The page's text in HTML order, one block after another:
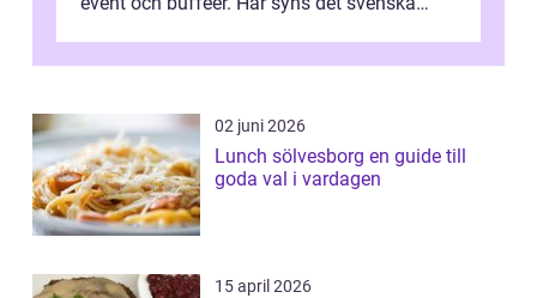
02 juni 2026
Lunch sölvesborg en guide till
goda val i vardagen
15 april 2026